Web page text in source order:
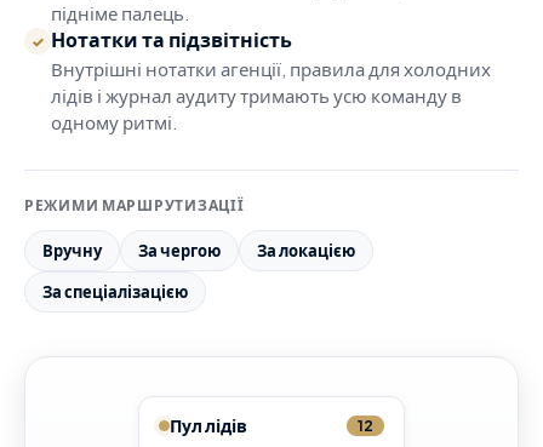
підніме палець.
✓ Нотатки та підзвітність
Внутрішні нотатки агенції, правила для холодних
лідів і журнал аудиту тримають усю команду в
одному ритмі.
РЕЖИМИ МАРШРУТИЗАЦІЇ
Вручну За чергою За локацією
За спеціалізацією
Пул лідів 12